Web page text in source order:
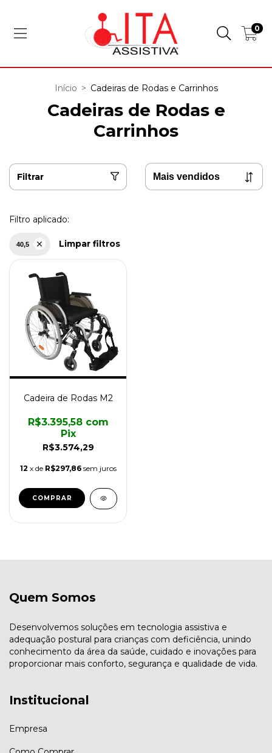
0
Início > Cadeiras de Rodas e Carrinhos
Cadeiras de Rodas e
Carrinhos
Filtrar
Filtro aplicado:
40,5 Limpar filtros
Cadeira de Rodas M2
R$3.574,29
R$3.395,58 com
Pix
12 x de R$297,86 sem juros
COMPRAR
Quem Somos
Desenvolvemos soluções em tecnologia assistiva e
adequação postural para crianças com deficiência, unindo
conhecimento da área da saúde, cuidado e inovações para
proporcionar mais conforto, segurança e qualidade de vida.
Institucional
Empresa